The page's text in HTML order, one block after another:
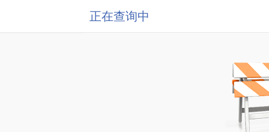
正在查询中